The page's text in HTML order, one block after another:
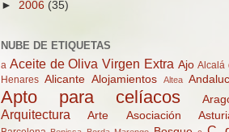
► 2006 (35)
NUBE DE ETIQUETAS
a Aceite de Oliva Virgen Extra Ajo Alcalá
Henares Alicante Alojamientos Altea
Apto para celíacos
Arquitectura Arte Asociación